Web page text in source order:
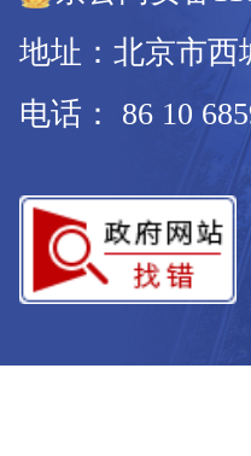
地址：北京市西
电话： 86 10